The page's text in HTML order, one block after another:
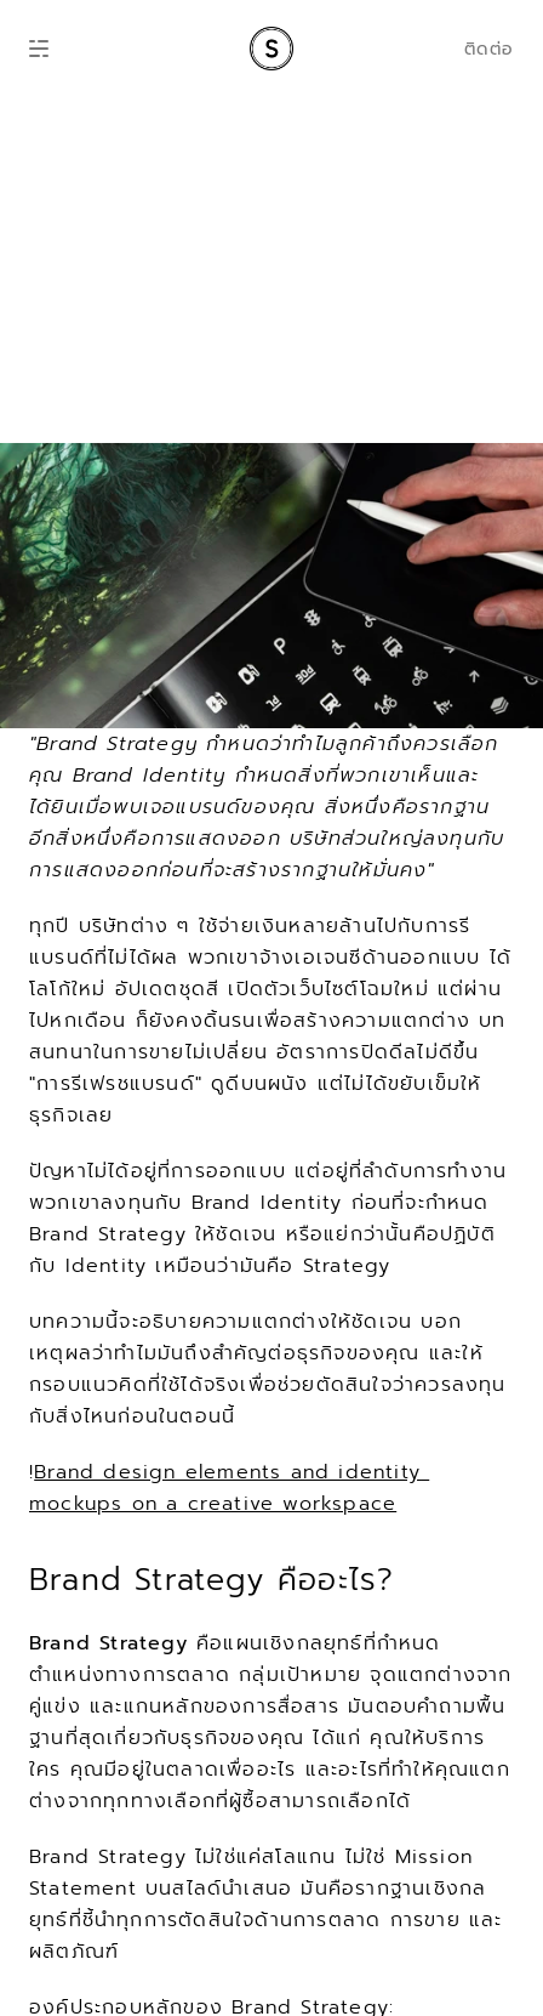
ถึงสับสนระหว่าง
สองสิ่งนี้
"Brand Strategy กำหนดว่าทำไมลูกค้าถึงควรเลือก
คุณ Brand Identity กำหนดสิ่งที่พวกเขาเห็นและ
ได้ยินเมื่อพบเจอแบรนด์ของคุณ สิ่งหนึ่งคือรากฐาน
อีกสิ่งหนึ่งคือการแสดงออก บริษัทส่วนใหญ่ลงทุนกับ
การแสดงออกก่อนที่จะสร้างรากฐานให้มั่นคง"
ทุกปี บริษัทต่าง ๆ ใช้จ่ายเงินหลายล้านไปกับการรี
แบรนด์ที่ไม่ได้ผล พวกเขาจ้างเอเจนซีด้านออกแบบ ได้
โลโก้ใหม่ อัปเดตชุดสี เปิดตัวเว็บไซต์โฉมใหม่ แต่ผ่าน
ไปหกเดือน ก็ยังคงดิ้นรนเพื่อสร้างความแตกต่าง บท
สนทนาในการขายไม่เปลี่ยน อัตราการปิดดีลไม่ดีขึ้น
"การรีเฟรชแบรนด์" ดูดีบนผนัง แต่ไม่ได้ขยับเข็มให้
ธุรกิจเลย
ปัญหาไม่ได้อยู่ที่การออกแบบ แต่อยู่ที่ลำดับการทำงาน
พวกเขาลงทุนกับ Brand Identity ก่อนที่จะกำหนด
Brand Strategy ให้ชัดเจน หรือแย่กว่านั้นคือปฏิบัติ
กับ Identity เหมือนว่ามันคือ Strategy
บทความนี้จะอธิบายความแตกต่างให้ชัดเจน บอก
เหตุผลว่าทำไมมันถึงสำคัญต่อธุรกิจของคุณ และให้
กรอบแนวคิดที่ใช้ได้จริงเพื่อช่วยตัดสินใจว่าควรลงทุน
กับสิ่งไหนก่อนในตอนนี้
!Brand design elements and identity
mockups on a creative workspace
Brand Strategy คืออะไร?
Brand Strategy คือแผนเชิงกลยุทธ์ที่กำหนด
ตำแหน่งทางการตลาด กลุ่มเป้าหมาย จุดแตกต่างจาก
คู่แข่ง และแกนหลักของการสื่อสาร มันตอบคำถามพื้น
ฐานที่สุดเกี่ยวกับธุรกิจของคุณ ได้แก่ คุณให้บริการ
ใคร คุณมีอยู่ในตลาดเพื่ออะไร และอะไรที่ทำให้คุณแตก
ต่างจากทุกทางเลือกที่ผู้ซื้อสามารถเลือกได้
Brand Strategy ไม่ใช่แค่สโลแกน ไม่ใช่ Mission
Statement บนสไลด์นำเสนอ มันคือรากฐานเชิงกล
ยุทธ์ที่ชี้นำทุกการตัดสินใจด้านการตลาด การขาย และ
ผลิตภัณฑ์
องค์ประกอบหลักของ Brand Strategy:
ติดต่อ